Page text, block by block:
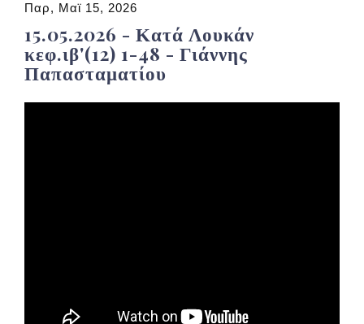
Παρ, Μαϊ 15, 2026
15.05.2026 - Κατά Λουκάν
κεφ.ιβ'(12) 1-48 - Γιάννης
Παπασταματίου